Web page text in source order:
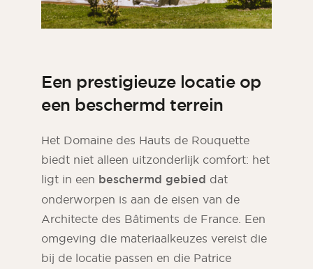
Een prestigieuze locatie op
een beschermd terrein
Het Domaine des Hauts de Rouquette
biedt niet alleen uitzonderlijk comfort: het
ligt in een beschermd gebied dat
onderworpen is aan de eisen van de
Architecte des Bâtiments de France. Een
omgeving die materiaalkeuzes vereist die
bij de locatie passen en die Patrice